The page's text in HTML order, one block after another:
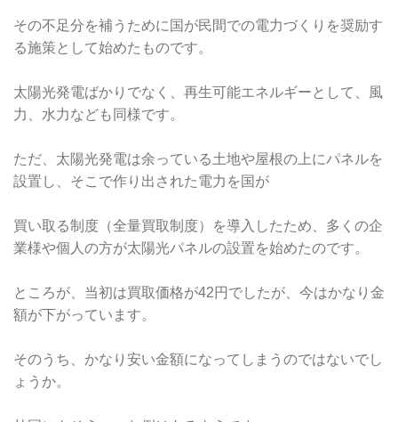
その不足分を補うために国が民間での電力づくりを奨励す
る施策として始めたものです。
太陽光発電ばかりでなく、再生可能エネルギーとして、風
力、水力なども同様です。
ただ、太陽光発電は余っている土地や屋根の上にパネルを
設置し、そこで作り出された電力を国が
買い取る制度（全量買取制度）を導入したため、多くの企
業様や個人の方が太陽光パネルの設置を始めたのです。
ところが、当初は買取価格が42円でしたが、今はかなり金
額が下がっています。
そのうち、かなり安い金額になってしまうのではないでし
ょうか。